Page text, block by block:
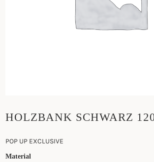
HOLZBANK SCHWARZ
POP UP EXCLUSIVE
Material